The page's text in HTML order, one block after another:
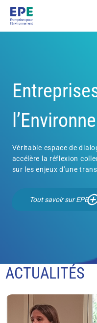
Véritable espace de
accélère la réflexion
sur les enjeux d’une
Tout savoir sur EPE
ACTUALITÉS